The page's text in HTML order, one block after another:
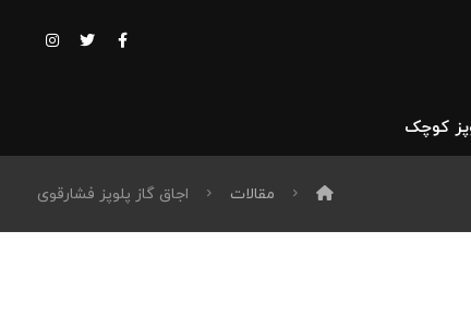
کوچک
مقالات اجاق گاز پلوپز فشارقوی